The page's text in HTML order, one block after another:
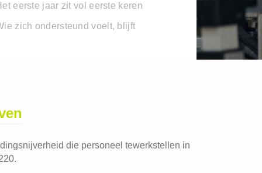
eerste jaar zit vol eerste keren
zich ondersteund voelt, blijft
die personeel tewerkstellen in